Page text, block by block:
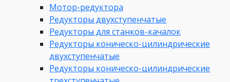
Мотор-редуктора
Редукторы двухступенчатые
Редукторы для станков-качалок
Редукторы коническо-цилиндрические
двухступенчатые
Редукторы коническо-цилиндрические